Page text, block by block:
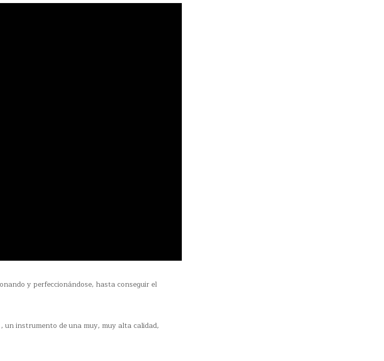
y perfeccionándose, hasta conseguir el
un instrumento de una muy, muy alta calidad,